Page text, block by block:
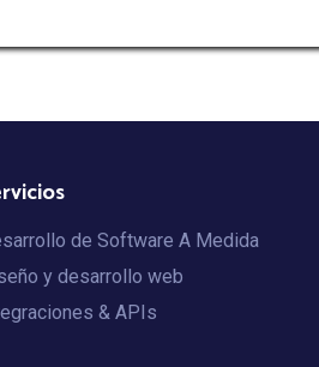
de Software A Medida
y desarrollo web
& APIs